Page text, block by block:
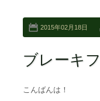
2015年02月18日
ブレーキ
こんばんは！